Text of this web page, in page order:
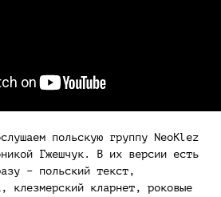
польскую группу NeoKlez
Гжешчук. В их версии есть
– польский текст,
клезмерский кларнет, роковые